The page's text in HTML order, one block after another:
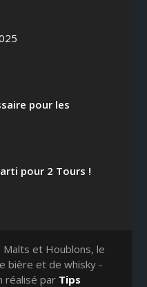
pour les
pour 2 Tours !
et Houblons, le
bière et de whisky -
réalisé par Tips